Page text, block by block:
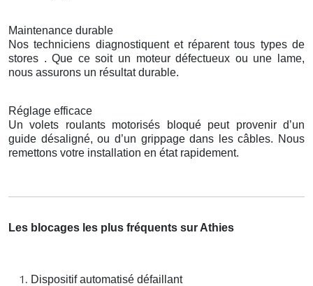
Maintenance durable
Nos techniciens diagnostiquent et réparent tous types de
stores . Que ce soit un moteur défectueux ou une lame,
nous assurons un résultat durable.
Réglage efficace
Un volets roulants motorisés bloqué peut provenir d’un
guide désaligné, ou d’un grippage dans les câbles. Nous
remettons votre installation en état rapidement.
Les blocages les plus fréquents sur Athies
Dispositif automatisé défaillant